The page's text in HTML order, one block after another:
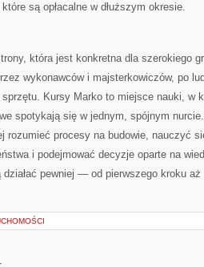
są opłacalne w dłuższym okresie.
która jest konkretna dla szerokiego
wykonawców i majsterkowiczów, po
sprzętu. Kursy Marko to miejsce nauki, w
spotykają się w jednym, spójnym
rozumieć procesy na budowie, nauczyć
i podejmować decyzje oparte na
pewniej — od pierwszego kroku